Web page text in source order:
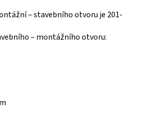
– stavebního otvoru je 201-
– montážního otvoru: